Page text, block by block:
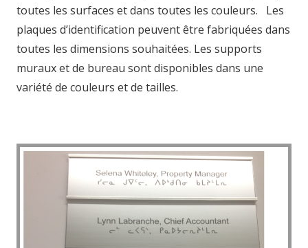
toutes les surfaces et dans toutes les couleurs. Les
plaques d’identification peuvent être fabriquées dans
toutes les dimensions souhaitées. Les supports
muraux et de bureau sont disponibles dans une
variété de couleurs et de tailles.